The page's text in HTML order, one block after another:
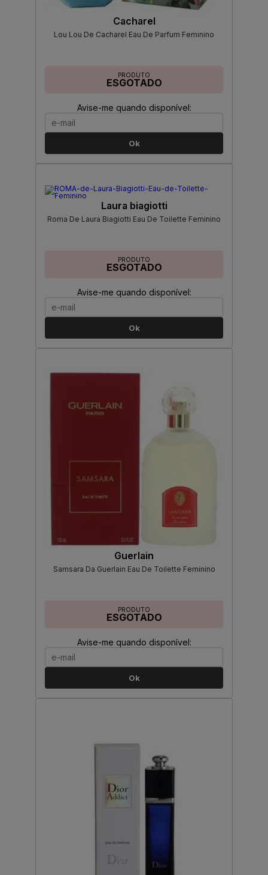
Cacharel
Lou Lou De Cacharel Eau De Parfum Feminino
PRODUTO
ESGOTADO
Avise-me quando disponível:
Ok
Laura biagiotti
Roma De Laura Biagiotti Eau De Toilette Feminino
PRODUTO
ESGOTADO
Avise-me quando disponível:
Ok
Guerlain
Samsara Da Guerlain Eau De Toilette Feminino
PRODUTO
ESGOTADO
Avise-me quando disponível:
Ok